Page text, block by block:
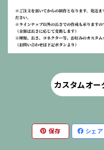
カスタムオ
保存 シェア